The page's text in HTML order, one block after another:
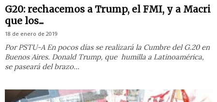
G20: rechacemos a Trump, el FMI, y a Macri
que los...
18 de enero de 2019
Por PSTU-A En pocos días se realizará la Cumbre del G.20 en
Buenos Aires. Donald Trump, que humilla a Latinoamérica,
se paseará del brazo...